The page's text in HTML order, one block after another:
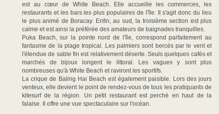
est au cœur de White Beach. Elle accueille les commerces, les
restaurants et les bars les plus populaires de l'île. Il s'agit donc du lieu
le plus animé de Boracay. Enfin, au sud, la troisième section est plus
calme et est ainsi la préférée des amateurs de baignades tranquilles.
Puka Beach, sur la pointe nord de l'île, correspond parfaitement au
fantasme de la plage tropical. Les palmiers sont bercés par le vent et
l'étendue de sable fin est relativement déserte. Seuls quelques cafés et
marchés de bijoux longent le littoral. Les vagues y sont plus
nombreuses qu'à White Beach et raviront les sportifs.
La crique de Baling Hai Beach est également paisible. Lors des jours
venteux, elle devient le point de rendez-vous de tous les pratiquants de
kitesurf de la région. Un petit restaurant est perché en haut de la
falaise. Il offre une vue spectaculaire sur l'océan.